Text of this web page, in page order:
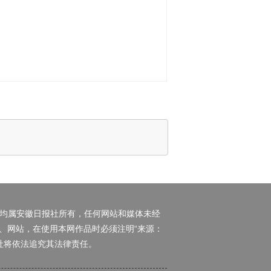
属安徽日报社所有，任何网站和媒体未经
站，在使用本网作品时必须注明“来源：
将依法追究其法律责任。